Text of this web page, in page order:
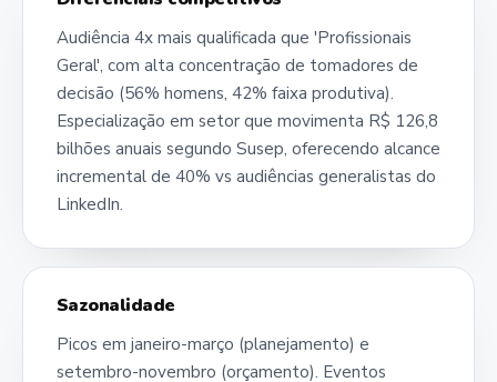
Audiência 4x mais qualificada que 'Profissionais
Geral', com alta concentração de tomadores de
decisão (56% homens, 42% faixa produtiva).
Especialização em setor que movimenta R$ 126,8
bilhões anuais segundo Susep, oferecendo alcance
incremental de 40% vs audiências generalistas do
LinkedIn.
Sazonalidade
Picos em janeiro-março (planejamento) e
setembro-novembro (orçamento). Eventos